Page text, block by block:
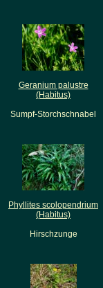
Geranium palustre
(Habitus)
Sumpf-Storchschnabel
Phyllites scolopendrium
(Habitus)
Hirschzunge